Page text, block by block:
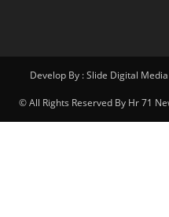
Develop By : Slide Digital Media
© All Rights Reserved By Hr 71